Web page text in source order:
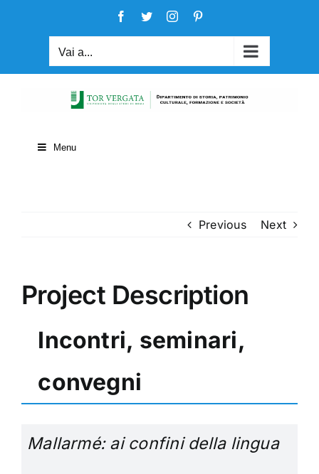
Facebook
TwitterInstagram
Vai a...
Menu
Previous Next
Project Description
Incontri, seminari,
convegni
Mallarmé: ai confini della lingua